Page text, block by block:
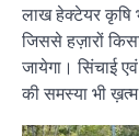
लाख हेक्टेयर कृषि
जिससे हज़ारों
जायेगा। सिंचाई
की समस्या भी ख़त्म